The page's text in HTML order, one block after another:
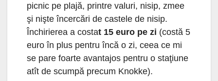
picnic pe plajă, printre valuri, nisip, zmee
şi nişte încercări de castele de nisip.
Închirierea a costat 15 euro pe zi (costă 5
euro în plus pentru încă o zi, ceea ce mi
se pare foarte avantajos pentru o staţiune
atît de scumpă precum Knokke).